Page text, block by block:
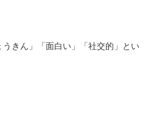
きん」「面白い」「社交的」とい